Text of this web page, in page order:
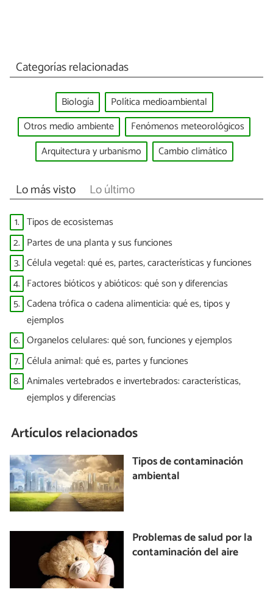
Categorías relacionadas
Biología
Política medioambiental
Otros medio ambiente
Fenómenos meteorológicos
Arquitectura y urbanismo
Cambio climático
Lo más visto Lo último
1. Tipos de ecosistemas
2. Partes de una planta y sus funciones
3. Célula vegetal: qué es, partes, características y funciones
4. Factores bióticos y abióticos: qué son y diferencias
5. Cadena trófica o cadena alimenticia: qué es, tipos y
ejemplos
6. Organelos celulares: qué son, funciones y ejemplos
7. Célula animal: qué es, partes y funciones
8. Animales vertebrados e invertebrados: características,
ejemplos y diferencias
Artículos relacionados
Tipos de contaminación
ambiental
Problemas de salud por la
contaminación del aire